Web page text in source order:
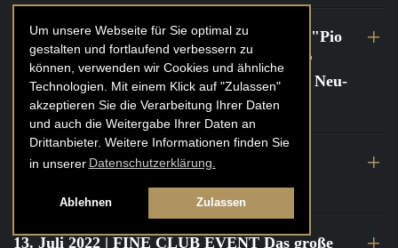
Um unsere Webseite für Sie optimal zu
gestalten und fortlaufend verbessern zu
können, verwenden wir Cookies und ähnliche
Technologien. Mit einem Klick auf "Zulassen"
akzeptieren Sie die Verarbeitung Ihrer Daten
und auch die Weitergabe Ihrer Daten an
Drittanbieter. Weitere Informationen finden Sie
in unserer Datenschutzerklärung.
Ablehnen Zulassen
22. Juli 2022| FINE CLUB Private Dinner "Pio
Cesare" mit Tochter Frederica Pio Boffa @
FINE CLUB Clubhouse Alter Haferkasten, Neu-
Isenburg
21. bis 22. Juli 2022| FINE CLUB Travels
Frankreich Burgund Kurztrip
13. Juli 2022 | FINE CLUB EVENT Das große